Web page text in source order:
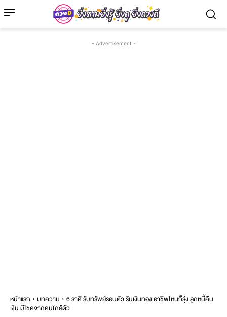
- Advertisement -
หน้าแรก บทความ
6 ราศี รับทรัพย์รอบตัว รับเงินทอง อาชีพไหนก็รุ่ง ลูกหนี้คืน
เงิน มีโชคจากคนใกล้ตัว